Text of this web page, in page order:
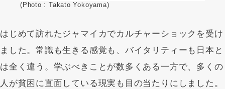
(Photo : Takato Yokoyama)
はじめて訪れたジャマイカでカルチャーショックを受け
ました。常識も生きる感覚も、バイタリティーも日本と
は全く違う。学ぶべきことが数多くある一方で、多くの
人が貧困に直面している現実も目の当たりにしました。